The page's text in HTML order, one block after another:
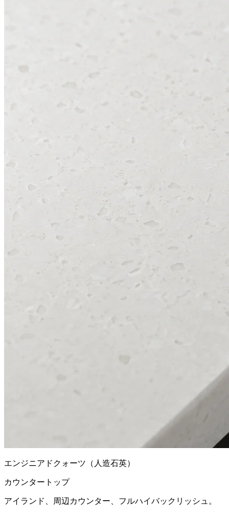
エンジニアドクォーツ（人造石英）
カウンタートップ
アイランド、周辺カウンター、フルハイバックリッシュ。